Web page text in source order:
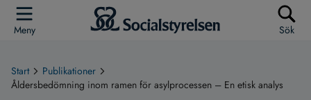
Meny Sök
Start
Publikationer
Åldersbedömning inom ramen för asylprocessen – En etisk analys